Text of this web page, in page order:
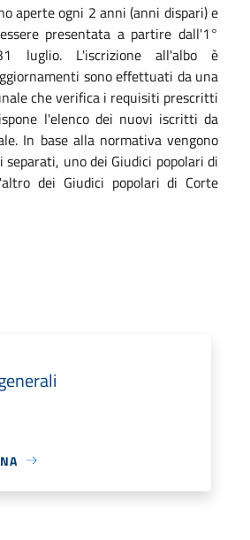
aperte ogni 2 anni (anni dispari) e
presentata a partire dall'1°
luglio. L'iscrizione all'albo è
sono effettuati da una
che verifica i requisiti prescritti
l'elenco dei nuovi iscritti da
In base alla normativa vengono
uno dei Giudici popolari di
dei Giudici popolari di Corte